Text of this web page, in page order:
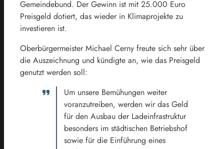
Gemeindebund. Der Gewinn ist mit 25.000 Euro
Preisgeld dotiert, das wieder in Klimaprojekte zu
investieren ist.
Oberbürgermeister Michael Cerny freute sich sehr über
die Auszeichnung und kündigte an, wie das Preisgeld
genutzt werden soll:
Um unsere Bemühungen weiter
voranzutreiben, werden wir das Geld
für den Ausbau der Ladeinfrastruktur
besonders im städtischen Betriebshof
sowie für die Einführung eines